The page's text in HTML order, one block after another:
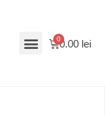
0.00 lei